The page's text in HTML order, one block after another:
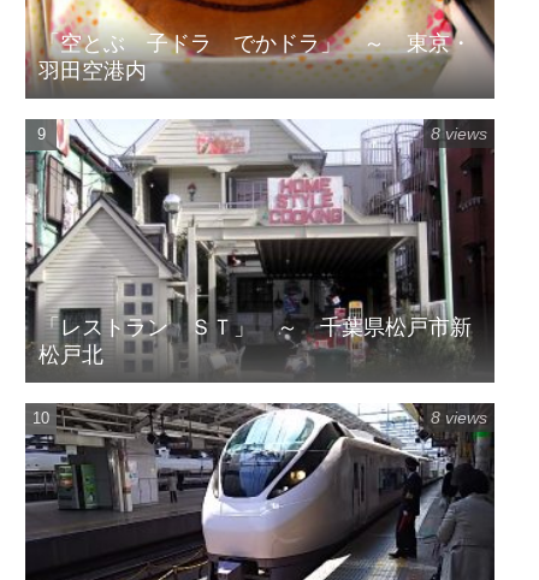
「空とぶ 子ドラ でかドラ」 ～ 東京・
羽田空港内
「レストラン ＳＴ」 ～ 千葉県松戸市新
松戸北
8 views
8 views